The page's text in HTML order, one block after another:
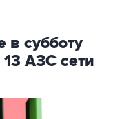
субботу
АЗС сети